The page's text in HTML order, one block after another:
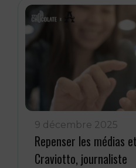
9 décembre 2025
Repenser les médias
Craviotto, journaliste